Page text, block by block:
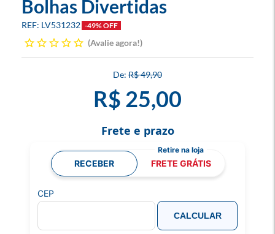
Bolhas Divertidas
LV531232 -49% OFF
Avalie agora!
R$ 49,90
R$ 25,00
Frete e prazo
RECEBER FRETE GRÁTIS
CEP
CALCULAR